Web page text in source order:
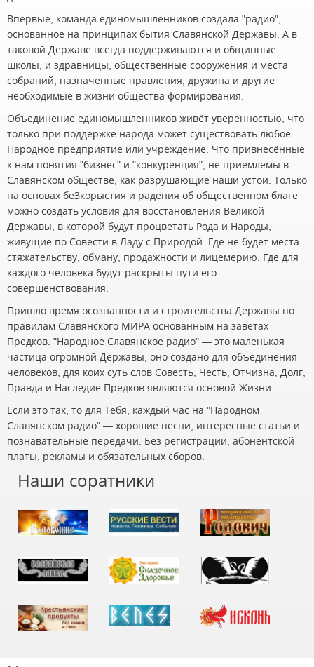
Впервые, команда единомышленников создала "радио",
основанное на принципах бытия Славянской Державы. А в
таковой Державе всегда поддерживаются и общинные
школы, и здравницы, общественные сооружения и места
собраний, назначенные правления, дружина и другие
необходимые в жизни общества формирования.
Объединение единомышленников живёт уверенностью, что
только при поддержке народа может существовать любое
Народное предприятие или учреждение. Что привнесённые
к нам понятия "бизнес" и "конкуренция", не приемлемы в
Славянском обществе, как разрушающие наши устои. Только
на основах беЗкорыстия и радения об общественном благе
можно создать условия для восстановления Великой
Державы, в которой будут процветать Рода и Народы,
живущие по Совести в Ладу с Природой. Где не будет места
стяжательству, обману, продажности и лицемерию. Где для
каждого человека будут раскрыты пути его
совершенствования.
Пришло время осознанности и строительства Державы по
правилам Славянского МИРА основанным на заветах
Предков. "Народное Славянское радио" — это маленькая
частица огромной Державы, оно создано для объединения
человеков, для коих суть слов Совесть, Честь, Отчизна, Долг,
Правда и Наследие Предков являются основой Жизни.
Если это так, то для Тебя, каждый час на "Народном
Славянском радио" — хорошие песни, интересные статьи и
познавательные передачи. Без регистрации, абонентской
платы, рекламы и обязательных сборов.
Наши соратники